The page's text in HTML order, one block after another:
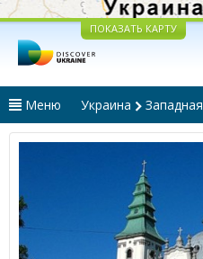
ПОКАЗАТЬ КАРТУ
Меню Украина Западная